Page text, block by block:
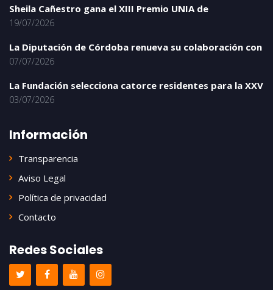
Sheila Cañestro gana el XIII Premio UNIA de
19/07/2026
La Diputación de Córdoba renueva su colaboración con
07/07/2026
La Fundación selecciona catorce residentes para la XXV
03/07/2026
Información
Transparencia
Aviso Legal
Política de privacidad
Contacto
Redes Sociales